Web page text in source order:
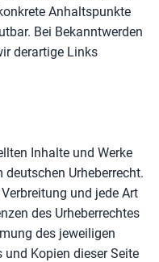
Anhaltspunkte
Bei Bekanntwerden
derartige Links
Inhalte und Werke
Urheberrecht.
und jede Art
des Urheberrechtes
des jeweiligen
Kopien dieser Seite